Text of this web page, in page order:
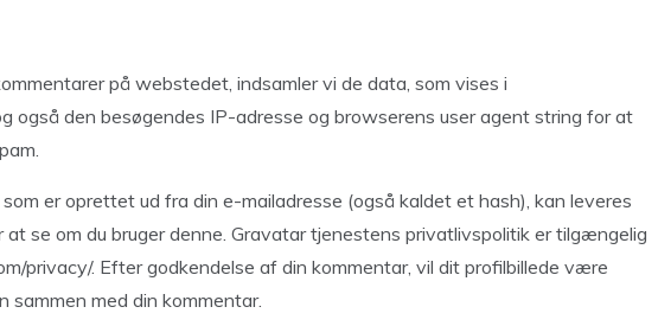
på webstedet, indsamler vi de data, som vises i
også den besøgendes IP-adresse og browserens user agent string for at
er oprettet ud fra din e-mailadresse (også kaldet et hash), kan leveres
se om du bruger denne. Gravatar tjenestens privatlivspolitik er tilgængelig
privacy/. Efter godkendelse af din kommentar, vil dit profilbillede være
med din kommentar.